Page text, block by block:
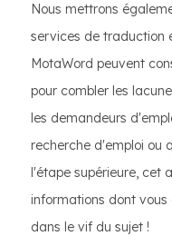
Nous mettrons
services de traduction
MotaWord peuvent
pour combler les
les demandeurs
recherche d'emploi ou
l'étape supérieure, cet
informations dont vous
dans le vif du sujet !